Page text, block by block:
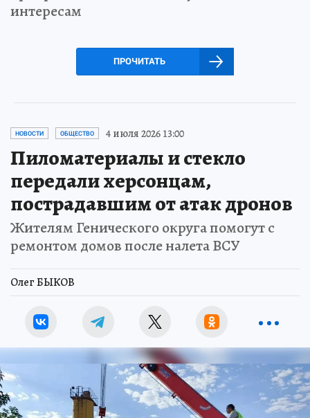
интересам
ПРОЧИТАТЬ
НОВОСТИ ОБЩЕСТВО 4 июля 2026 13:00
Пиломатериалы и стекло
передали херсонцам,
пострадавшим от атак дронов
Жителям Генического округа помогут с
ремонтом домов после налета ВСУ
Олег БЫКОВ